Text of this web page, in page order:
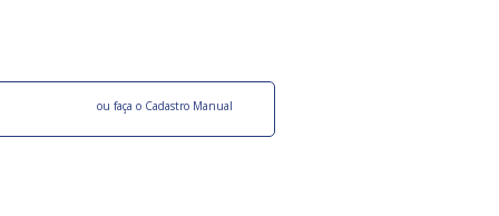
ou faça o Cadastro Manual